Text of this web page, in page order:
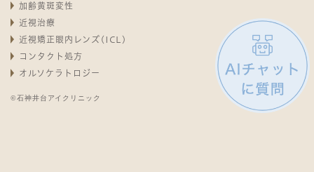
加齢黄斑変性
近視治療
近視矯正眼内レンズ(ICL)
コンタクト処方
オルソケラトロジー
©石神井台アイクリニック